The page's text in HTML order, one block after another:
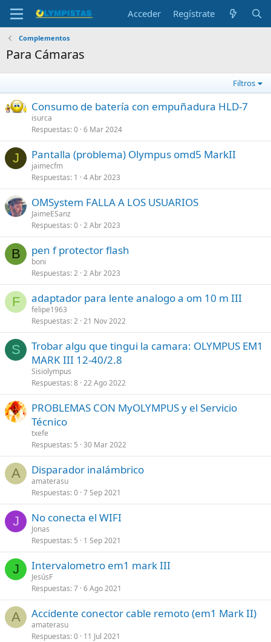
Acceder Regístrate
Complementos
Para Cámaras
Filtros
Consumo de batería con empuñadura HLD-7
isurca
Respuestas 0 6 Mar 2024
J Pantalla (problema) Olympus omd5 MarkII
jaimecfm
Respuestas 1 4 Abr 2023
OMSystem FALLA A LOS USUARIOS
JaimeESanz
Respuestas 0 2 Abr 2023
B pen f protector flash
boni
Respuestas 2 2 Abr 2023
F adaptador para lente analogo a om 10 m III
felipe1963
Respuestas 2 21 Nov 2022
S
Trobar algu que tingui la camara: OLYMPUS EM1
MARK III 12-40/2.8
Sisiolympus
Respuestas 8 22 Ago 2022
PROBLEMAS CON MyOLYMPUS y el Servicio
Técnico
txefe
Respuestas 5 30 Mar 2022
A Disparador inalámbrico
amaterasu
Respuestas 0 7 Sep 2021
J No conecta el WIFI
Jonas
Respuestas 5 1 Sep 2021
J Intervalometro em1 mark III
JesúsF
Respuestas 7 6 Ago 2021
A Accidente conector cable remoto (em1 Mark II)
amaterasu
Respuestas 0 11 Jul 2021